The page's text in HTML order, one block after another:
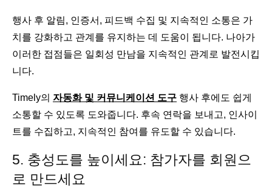
행사 후 알림, 인증서, 피드백 수집 및 지속적인 소통은 가
치를 강화하고 관계를 유지하는 데 도움이 됩니다. 나아가
이러한 접점들은 일회성 만남을 지속적인 관계로 발전시킵
니다.
Timely의 자동화 및 커뮤니케이션 도구 행사 후에도 쉽게
소통할 수 있도록 도와줍니다. 후속 연락을 보내고, 인사이
트를 수집하고, 지속적인 참여를 유도할 수 있습니다.
5. 충성도를 높이세요: 참가자를 회원으
로 만드세요